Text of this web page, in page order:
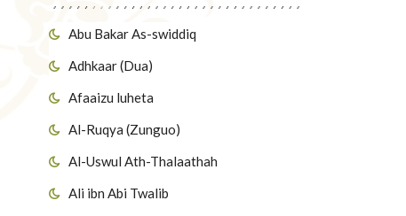
Abu Bakar As-swiddiq
Adhkaar (Dua)
Afaaizu luheta
Al-Ruqya (Zunguo)
Al-Uswul Ath-Thalaathah
Ali ibn Abi Twalib